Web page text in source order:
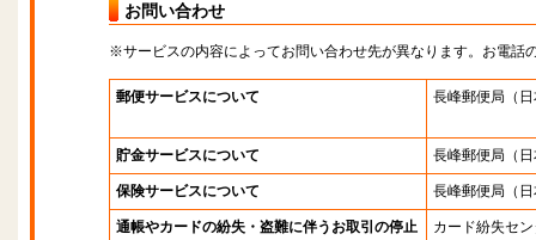
お問い合わせ
※サービスの内容によってお問い合わせ先が異なります。お電話
郵便サービスについて 長峰郵便局 （
貯金サービスについて 長峰郵便局 （
保険サービスについて 長峰郵便局 （
通帳やカードの紛失・盗難に伴うお取引の停止
カード紛失セ